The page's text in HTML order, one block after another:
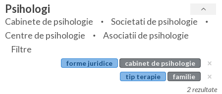
Bihor
Bistrita-Nasaud
Botosani
Specialitati
Servicii
Articole
Evenimente
Psihologi
Cabinete de psihologie
Societati de psihologie
Centre de psihologie
Asociatii de psihologie
Filtre
forme juridice
cabinet de psihologie
tip terapie
familie
2 rezultate